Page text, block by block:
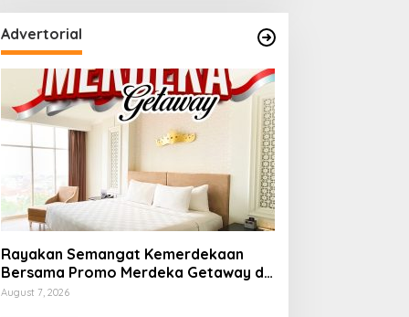
Advertorial
Rayakan Semangat Kemerdekaan
Bersama Promo Merdeka Getaway di
Swiss-Belhotel Lampung
August 7, 2026